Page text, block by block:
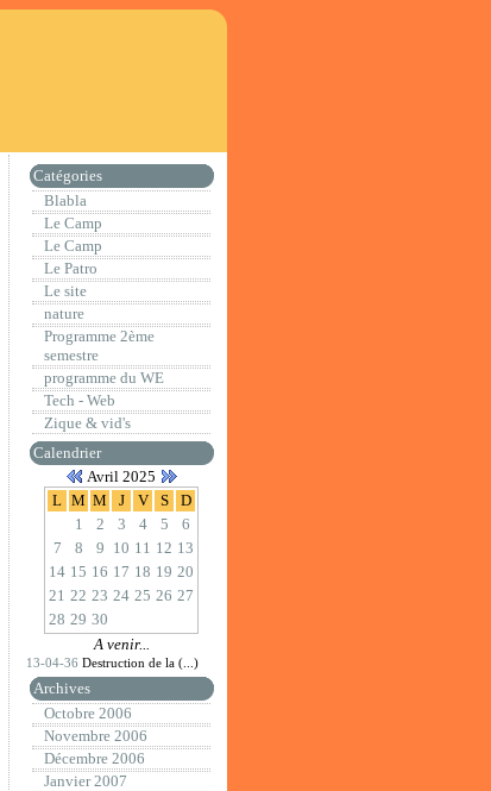
Catégories
Blabla
Le Camp
Le Camp
Le Patro
Le site
nature
Programme 2ème
semestre
programme du WE
Tech - Web
Zique & vid's
Calendrier
Avril 2025
L M M J V S
D
1
2 3 4 5
6
7
8 9 10 11 12 13
14 15 16 17 18 19 20
21 22 23 24 25 26 27
28 29 30
A venir...
13-04-36 Destruction de la (...)
Archives
Octobre 2006
Novembre 2006
Décembre 2006
Janvier 2007